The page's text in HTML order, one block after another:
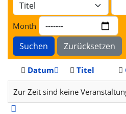
Month
Suchen Zurücksetzen
Datum Titel
Zur Zeit sind keine